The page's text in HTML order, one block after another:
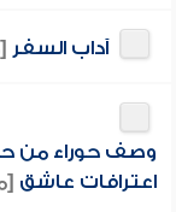
آداب السفر
وصف حوراء من
اعترافات عاشق